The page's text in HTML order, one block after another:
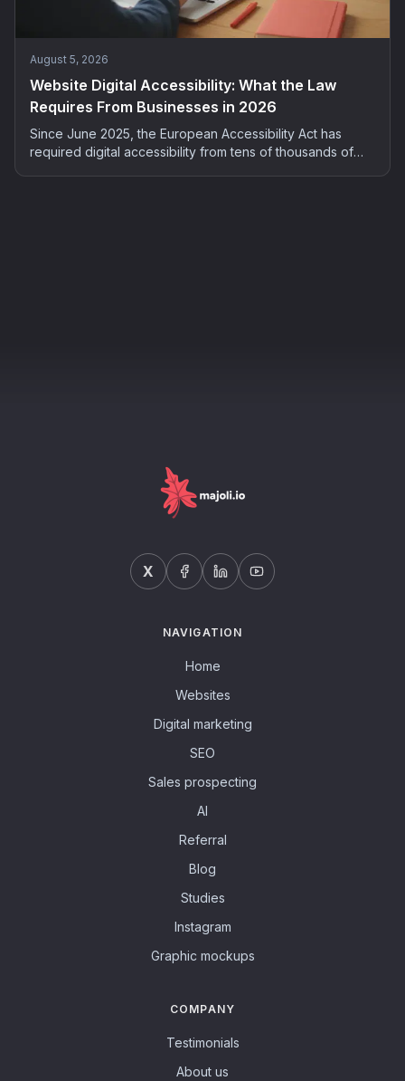
August 5, 2026
Website Digital Accessibility: What the Law
Requires From Businesses in 2026
Since June 2025, the European Accessibility Act has
required digital accessibility from tens of thousands of
X
NAVIGATION
Home
Websites
Digital marketing
SEO
Sales prospecting
AI
Referral
Blog
Studies
Instagram
Graphic mockups
COMPANY
Testimonials
About us